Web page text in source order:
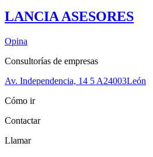
LANCIA ASESORES
Opina
Consultorías de empresas
Av. Independencia, 14 5 A24003León
Cómo ir
Contactar
Llamar